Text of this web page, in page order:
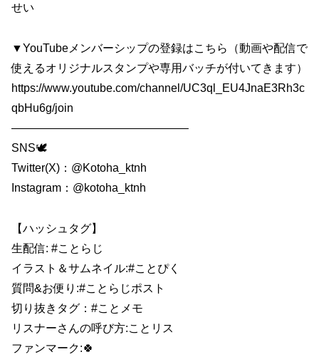
せい
▼YouTubeメンバーシップの登録はこちら（動画や配信で
使えるオリジナルスタンプや専用バッチが付いてきます）
https://www.youtube.com/channel/UC3ql_EU4JnaE3Rh3c
qbHu6g/join
———————————————–
SNS🕊
Twitter(X)：@Kotoha_ktnh
Instagram：@kotoha_ktnh
【ハッシュタグ】
生配信: #ことらじ
イラスト＆サムネイル:#ことぴく
質問&お便り:#ことらじポスト
切り抜きタグ：#ことメモ
リスナーさんの呼び方:ことリス
ファンマーク:🍀